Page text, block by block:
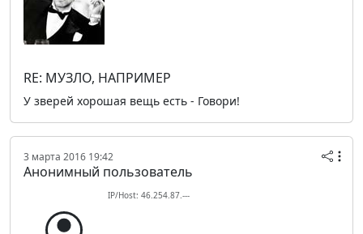
RE: МУЗЛО, НАПРИМЕР
У зверей хорошая вещь есть - Говори!
3 марта 2016 19:42
Анонимный пользователь
IP/Host: 46.254.87.---